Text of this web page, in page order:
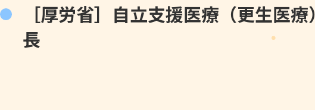
［厚労省］自立支援医療（更生医
長